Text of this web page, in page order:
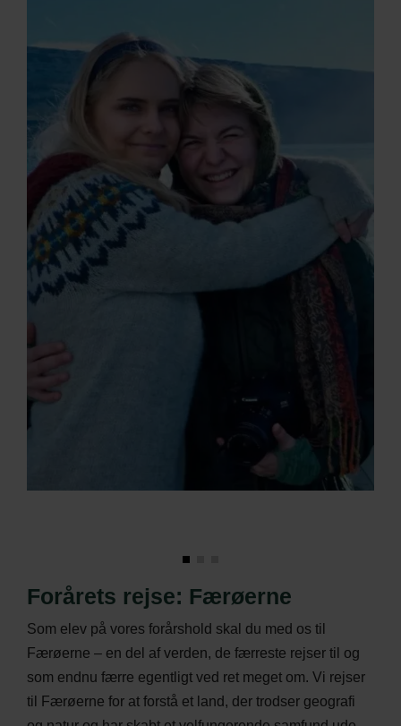
Forårets rejse: Færøerne
Som elev på vores forårshold skal du med os til
Færøerne – en del af verden, de færreste rejser til og
som endnu færre egentligt ved ret meget om. Vi rejser
til Færøerne for at forstå et land, der trodser geografi